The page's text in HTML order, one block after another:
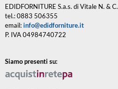
EDIDFORNITURE S.a.s. di Vitale N. & C.
tel.: 0883 506355
email:info@edidforniture.it
P. IVA 04984740722
Siamo presenti su: